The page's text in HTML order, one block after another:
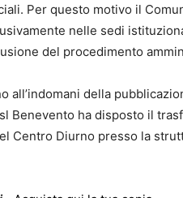
Per questo motivo il
nelle sedi
del procedimento
della
Benevento ha disposto il
Centro Diurno presso la